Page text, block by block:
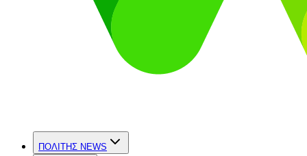
ΠΟΛΙΤΗΣ NEWS